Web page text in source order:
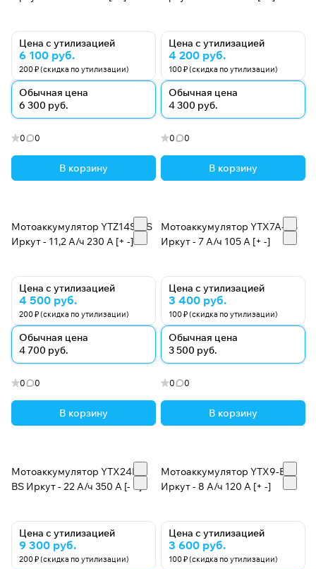
Цена с утилизацией
6 100 руб.
200 ₽ (скидка по утилизации)
Обычная цена
6 300 руб.
0 0
В корзину
Цена с утилизацией
4 200 руб.
100 ₽ (скидка по утилизации)
Обычная цена
4 300 руб.
0 0
В корзину
Мотоаккумулятор YTZ14S-BS
Иркут - 11,2 А/ч 230 A [+ -]
Цена с утилизацией
4 500 руб.
200 ₽ (скидка по утилизации)
Обычная цена
4 700 руб.
0 0
В корзину
Мотоаккумулятор YTX7A-BS
Иркут - 7 А/ч 105 A [+ -]
Цена с утилизацией
3 400 руб.
100 ₽ (скидка по утилизации)
Обычная цена
3 500 руб.
0 0
В корзину
Мотоаккумулятор YTX24HL-
BS Иркут - 22 А/ч 350 A [- +]
Цена с утилизацией
9 300 руб.
200 ₽ (скидка по утилизации)
Мотоаккумулятор YTX9-BS
Иркут - 8 А/ч 120 A [+ -]
Цена с утилизацией
3 600 руб.
100 ₽ (скидка по утилизации)